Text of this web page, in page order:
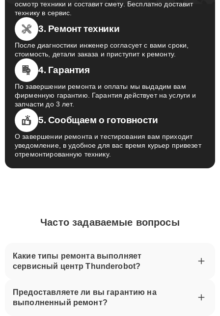
осмотр техники и составит смету. Бесплатно доставит
технику в сервис.
3. Ремонт техники
После диагностики инженер согласует с вами сроки,
стоимость, детали заказа и приступит к ремонту.
4. Гарантия
По завершении ремонта и оплаты мы выдадим вам
фирменную гарантию. Гарантия действует на услуги и
запчасти до 3 лет.
5. Сообщаем о готовности
О завершении ремонта и тестирования вам приходит
уведомление, в удобное для вас время курьер привезет
отремонтированную технику.
Часто задаваемые вопросы
Какие типы ремонта выполняет
сервисный центр Thunderobot?
Предоставляете ли вы гарантию на
выполненный ремонт?